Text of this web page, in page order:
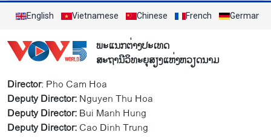
English Vietnamese Chinese French German
ພະແນກຕ່າງປະເທດ
ສະຖານີວິທະຍຸສຽງແຫ່ງຫວຽດນາມ
Director: Pho Cam Hoa
Deputy Director:Nguyen Thu Hoa
Deputy Director:Bui Manh Hung
Deputy Director:Cao Dinh Trung